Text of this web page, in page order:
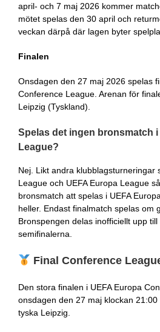
april- och 7 maj 2026 kommer
mötet spelas den 30 april och
veckan därpå där lagen byter
Finalen
Onsdagen den 27 maj 2026 spelas
Conference League. Arenan för
Leipzig (Tyskland).
Spelas det ingen bronsmatch
League?
Nej. Likt andra klubblagsturneringar
League och UEFA Europa League
bronsmatch att spelas i UEFA
heller. Endast finalmatch spelas om
Bronspengen delas inofficiellt upp
semifinalerna.
Final Conference
Den stora finalen i UEFA Europa
onsdagen den 27 maj klockan 21:00
tyska Leipzig.